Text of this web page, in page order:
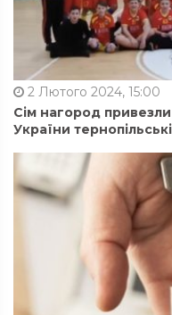
2 Лютого 2024, 15:00
Сім нагород
України